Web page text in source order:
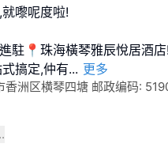
嚟呢度啦!
駐📍珠海橫琴雅辰悅居酒
搞定,仲有... 更多
香洲区横琴四塘 邮政编码: